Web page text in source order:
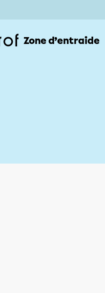
Zone d’entraide